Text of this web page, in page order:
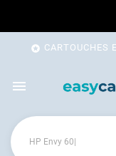
 CARTOUCHES
